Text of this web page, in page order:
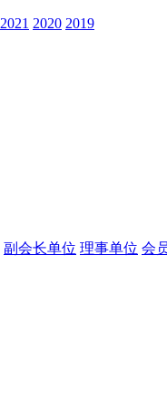
2021 2020 2019
副会长单位 理事单位 会